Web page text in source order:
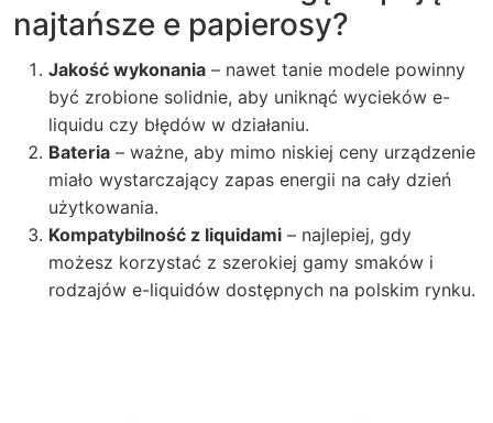
najtańsze e papierosy?
Jakość wykonania – nawet tanie modele powinny
być zrobione solidnie, aby uniknąć wycieków e-
liquidu czy błędów w działaniu.
Bateria – ważne, aby mimo niskiej ceny urządzenie
miało wystarczający zapas energii na cały dzień
użytkowania.
Kompatybilność z liquidami – najlepiej, gdy
możesz korzystać z szerokiej gamy smaków i
rodzajów e-liquidów dostępnych na polskim rynku.